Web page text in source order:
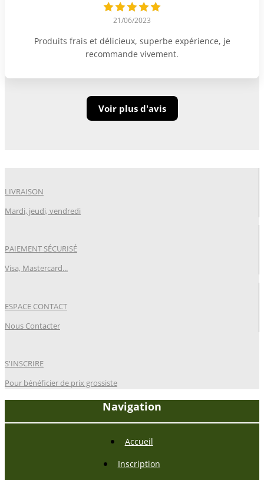
21/06/2023
Produits frais et délicieux, superbe expérience, je
recommande vivement.
Voir plus d'avis
LIVRAISON
Mardi, jeudi, vendredi
PAIEMENT SÉCURISÉ
Visa, Mastercard...
ESPACE CONTACT
Nous Contacter
S'INSCRIRE
Pour bénéficier de prix grossiste
Navigation
Accueil
Inscription